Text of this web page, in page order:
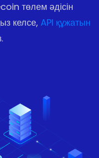
төлем әдісін
келсе, API құжатын